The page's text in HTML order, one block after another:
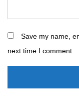
Save my name,
next time I comment.